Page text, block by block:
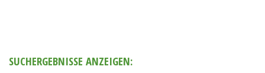
SUCHERGEBNISSE ANZEIGEN: